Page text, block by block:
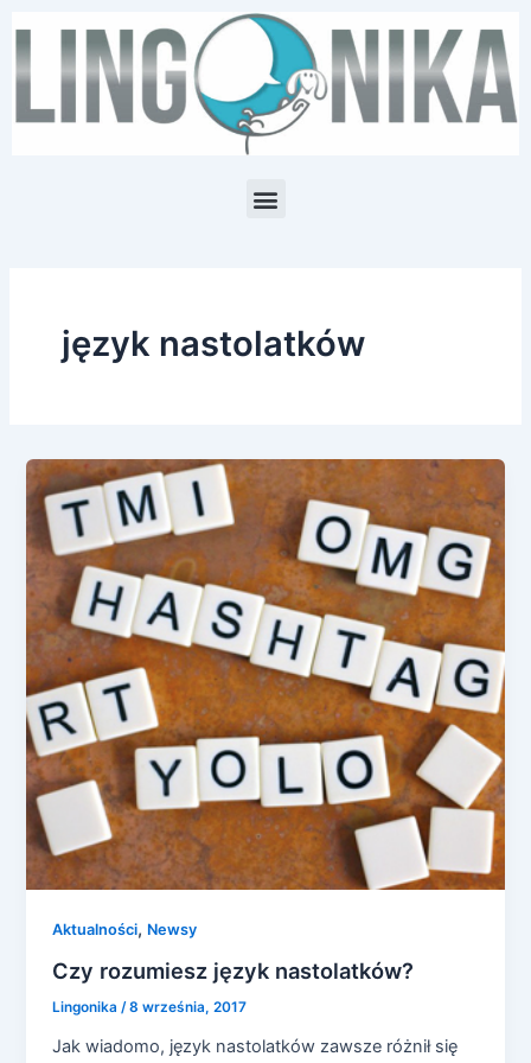
Menu
język nastolatków
Aktualności, Newsy
Czy rozumiesz język nastolatków?
Lingonika/8 września, 2017
Jak wiadomo, język nastolatków zawsze różnił się